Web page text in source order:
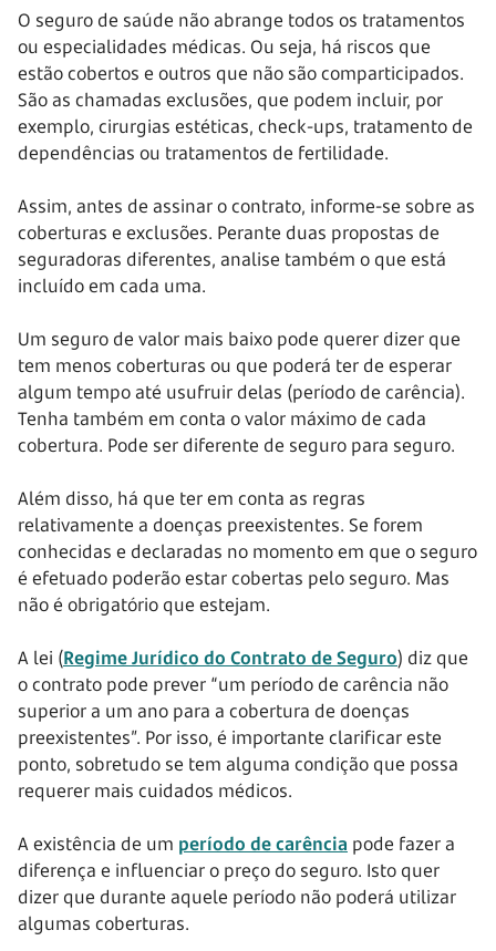
O seguro de saúde não abrange todos os tratamentos
ou especialidades médicas. Ou seja, há riscos que
estão cobertos e outros que não são comparticipados.
São as chamadas exclusões, que podem incluir, por
exemplo, cirurgias estéticas, check-ups, tratamento de
dependências ou tratamentos de fertilidade.
Assim, antes de assinar o contrato, informe-se sobre as
coberturas e exclusões. Perante duas propostas de
seguradoras diferentes, analise também o que está
incluído em cada uma.
Um seguro de valor mais baixo pode querer dizer que
tem menos coberturas ou que poderá ter de esperar
algum tempo até usufruir delas (período de carência).
Tenha também em conta o valor máximo de cada
cobertura. Pode ser diferente de seguro para seguro.
Além disso, há que ter em conta as regras
relativamente a doenças preexistentes. Se forem
conhecidas e declaradas no momento em que o seguro
é efetuado poderão estar cobertas pelo seguro. Mas
não é obrigatório que estejam.
A lei (Regime Jurídico do Contrato de Seguro) diz que
o contrato pode prever “um período de carência não
superior a um ano para a cobertura de doenças
preexistentes”. Por isso, é importante clarificar este
ponto, sobretudo se tem alguma condição que possa
requerer mais cuidados médicos.
A existência de um período de carência pode fazer a
diferença e influenciar o preço do seguro. Isto quer
dizer que durante aquele período não poderá utilizar
algumas coberturas.